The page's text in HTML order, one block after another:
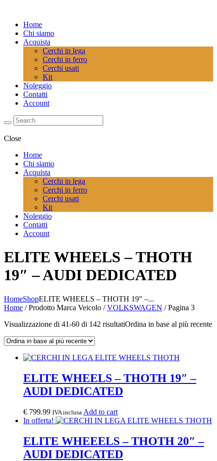
Home
Chi siamo
Acquista
Cerchi in lega
Cerchi in ferro
Cerchi usati
Kit
Noleggio
Contatti
Account
Close
Home
Chi siamo
Acquista
Cerchi in lega
Cerchi in ferro
Cerchi usati
Kit
Noleggio
Contatti
Account
ELITE WHEELS – THOTH
19″ – AUDI DEDICATED
HomeShopELITE WHEELS – THOTH 19″ –...
Home / Prodotto Marca Veicolo /VOLKSWAGEN / Pagina 3
Visualizzazione di 41-60 di 142 risultatiOrdina in base al più recente
ELITE WHEELS – THOTH 19″ –
AUDI DEDICATED
€ 799.99 IVA inclusa Add to cart
In offerta!
ELITE WHEEELS – THOTH 20″ –
AUDI DEDICATED